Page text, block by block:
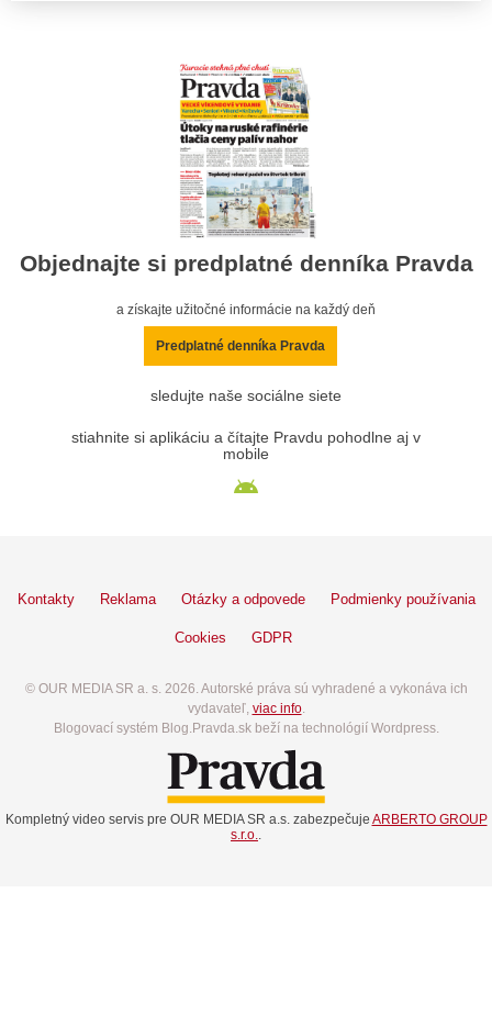
Objednajte si predplatné denníka Pravda
a získajte užitočné informácie na každý deň
Predplatné denníka Pravda
sledujte naše sociálne siete
stiahnite si aplikáciu a čítajte Pravdu pohodlne aj v
mobile
Kontakty Reklama Otázky a odpovede Podmienky používania
Cookies GDPR
© OUR MEDIA SR a. s. 2026. Autorské práva sú vyhradené a vykonáva ich
vydavateľ, viac info.
Blogovací systém Blog.Pravda.sk beží na technológií Wordpress.
Kompletný video servis pre OUR MEDIA SR a.s. zabezpečuje ARBERTO GROUP
s.r.o.